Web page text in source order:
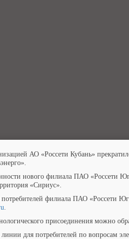
АО «Россети Кубань»
нового филиала ПАО «Россети
«Сириус».
филиала ПАО «Россети
.
присоединения можно
для потребителей по вопросам